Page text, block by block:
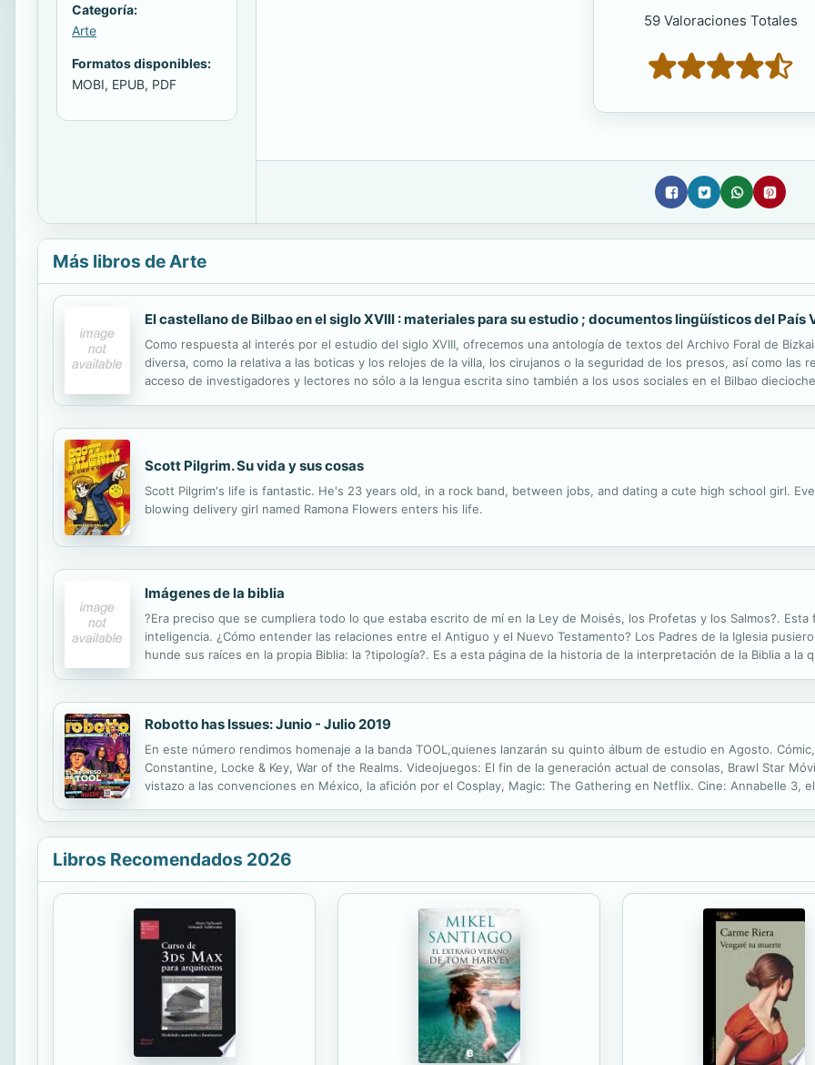
Categoría:
Arte
Formatos disponibles:
MOBI, EPUB, PDF
59 Valoraciones Totales
Más libros de Arte
El castellano de Bilbao en el siglo XVIII : materiales para su estudio ; documentos lingüísticos del País
Como respuesta al interés por el estudio del siglo XVIII, ofrecemos una antología de textos del Archivo Foral de
diversa, como la relativa a las boticas y los relojes de la villa, los cirujanos o la seguridad de los presos, así como las
acceso de investigadores y lectores no sólo a la lengua escrita sino también a los usos sociales en el Bilbao
Scott Pilgrim. Su vida y sus cosas
Scott Pilgrim's life is fantastic. He's 23 years old, in a rock band, between jobs, and dating a cute high school girl.
blowing delivery girl named Ramona Flowers enters his life.
Imágenes de la biblia
?Era preciso que se cumpliera todo lo que estaba escrito de mí en la Ley de Moisés, los Profetas y los Salmos?.
inteligencia. ¿Cómo entender las relaciones entre el Antiguo y el Nuevo Testamento? Los Padres de la Iglesia
hunde sus raíces en la propia Biblia: la ?tipología?. Es a esta página de la historia de la interpretación de la Biblia a la
Robotto has Issues: Junio - Julio 2019
En este número rendimos homenaje a la banda TOOL,quienes lanzarán su quinto álbum de estudio en Agosto.
Constantine, Locke & Key, War of the Realms. Videojuegos: El fin de la generación actual de consolas, Brawl Star
vistazo a las convenciones en México, la afición por el Cosplay, Magic: The Gathering en Netflix. Cine: Annabelle 3,
Libros Recomendados 2026